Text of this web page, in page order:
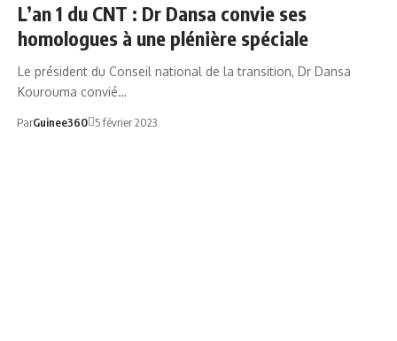
L’an 1 du CNT : Dr Dansa convie ses
homologues à une plénière spéciale
Le président du Conseil national de la transition, Dr Dansa
Kourouma convié…
ParGuinee360 5 février 2023